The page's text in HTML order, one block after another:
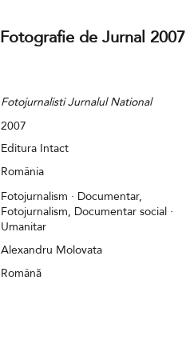
Fotografie de Jurnal 2007
Fotojurnalisti Jurnalul National
2007
Editura Intact
România
Fotojurnalism · Documentar,
Fotojurnalism, Documentar social ·
Umanitar
Alexandru Molovata
Română